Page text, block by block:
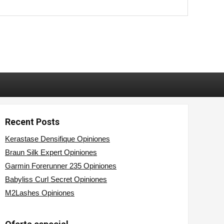
Recent Posts
Kerastase Densifique Opiniones
Braun Silk Expert Opiniones
Garmin Forerunner 235 Opiniones
Babyliss Curl Secret Opiniones
M2Lashes Opiniones